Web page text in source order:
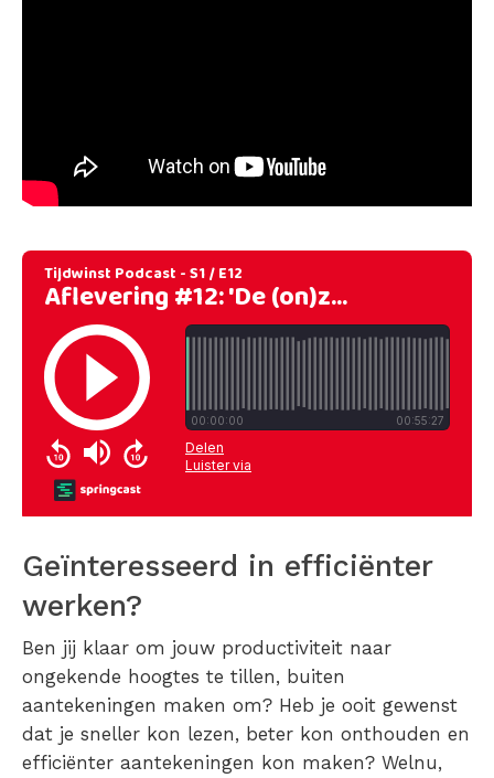
Geïnteresseerd in efficiënter
werken?
Ben jij klaar om jouw productiviteit naar
ongekende hoogtes te tillen, buiten
aantekeningen maken om? Heb je ooit gewenst
dat je sneller kon lezen, beter kon onthouden en
efficiënter aantekeningen kon maken? Welnu,